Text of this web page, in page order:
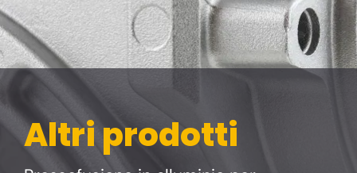
Altri prodotti